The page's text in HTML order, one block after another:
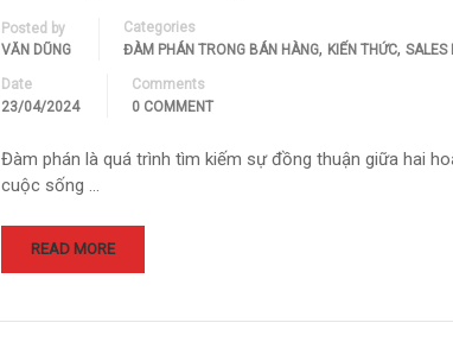
Posted by
VĂN DŨNG
Categories
ĐÀM PHÁN TRONG BÁN HÀNG, KIẾN THỨC, SALES
Date
23/04/2024
Comments
0 COMMENT
Đàm phán là quá trình tìm kiếm sự đồng thuận giữa hai
cuộc sống …
READ MORE